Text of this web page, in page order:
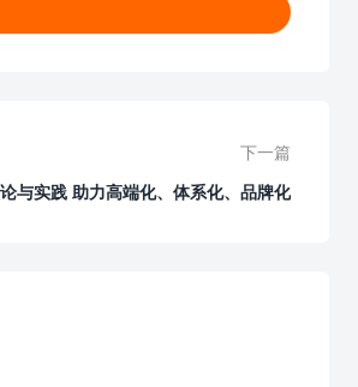
下一篇
与实践 助力高端化、体系化、品牌化